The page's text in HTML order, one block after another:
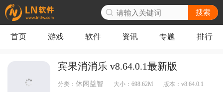
搜索
首页 游戏 软件 资讯 专题 排行
宾果消消乐 v8.64.0.1最新版
分类： 休闲益智 大小： 698.62M 版本： v8.64.0.1